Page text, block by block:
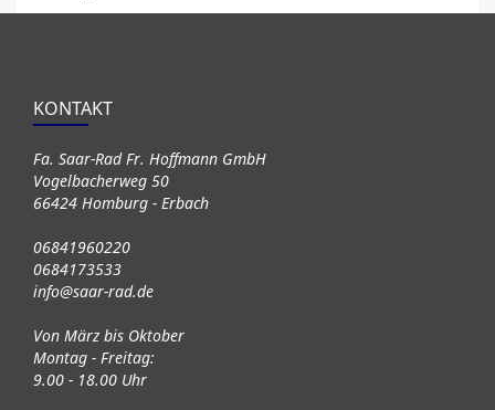
KONTAKT
Fa. Saar-Rad Fr. Hoffmann GmbH
Vogelbacherweg 50
66424 Homburg - Erbach
06841960220
0684173533
info@saar-rad.de
Von März bis Oktober
Montag - Freitag:
9.00 - 18.00 Uhr